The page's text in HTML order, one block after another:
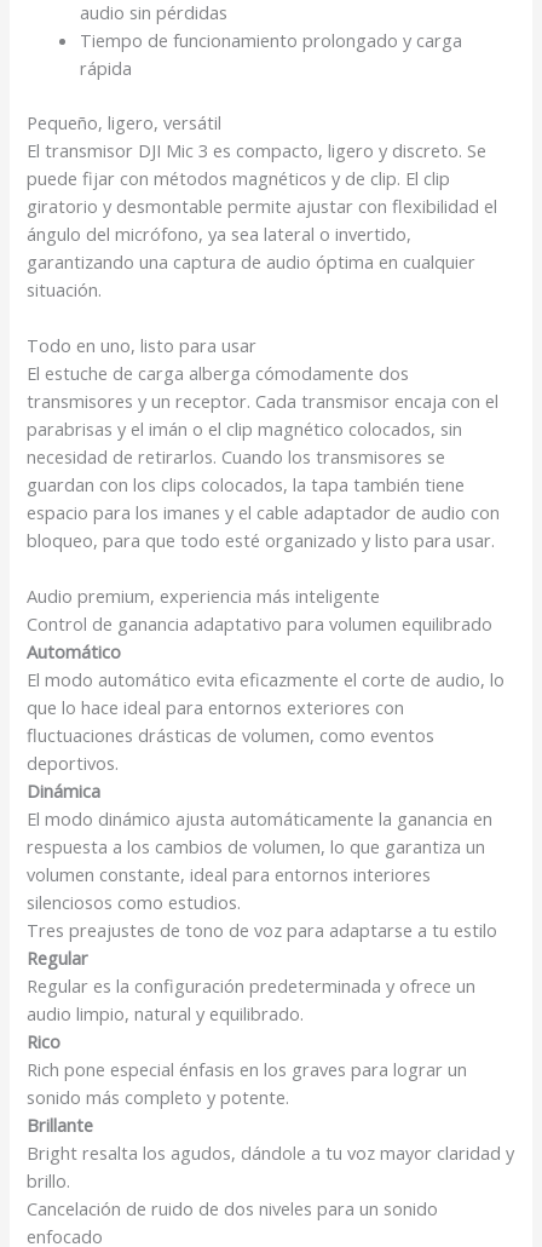
audio sin pérdidas
Tiempo de funcionamiento prolongado y carga
rápida
Pequeño, ligero, versátil
El transmisor DJI Mic 3 es compacto, ligero y discreto. Se
puede fijar con métodos magnéticos y de clip. El clip
giratorio y desmontable permite ajustar con flexibilidad el
ángulo del micrófono, ya sea lateral o invertido,
garantizando una captura de audio óptima en cualquier
situación.
Todo en uno, listo para usar
El estuche de carga alberga cómodamente dos
transmisores y un receptor. Cada transmisor encaja con el
parabrisas y el imán o el clip magnético colocados, sin
necesidad de retirarlos. Cuando los transmisores se
guardan con los clips colocados, la tapa también tiene
espacio para los imanes y el cable adaptador de audio con
bloqueo, para que todo esté organizado y listo para usar.
Audio premium, experiencia más inteligente
Control de ganancia adaptativo para volumen equilibrado
Automático
El modo automático evita eficazmente el corte de audio, lo
que lo hace ideal para entornos exteriores con
fluctuaciones drásticas de volumen, como eventos
deportivos.
Dinámica
El modo dinámico ajusta automáticamente la ganancia en
respuesta a los cambios de volumen, lo que garantiza un
volumen constante, ideal para entornos interiores
silenciosos como estudios.
Tres preajustes de tono de voz para adaptarse a tu estilo
Regular
Regular es la configuración predeterminada y ofrece un
audio limpio, natural y equilibrado.
Rico
Rich pone especial énfasis en los graves para lograr un
sonido más completo y potente.
Brillante
Bright resalta los agudos, dándole a tu voz mayor claridad y
brillo.
Cancelación de ruido de dos niveles para un sonido
enfocado